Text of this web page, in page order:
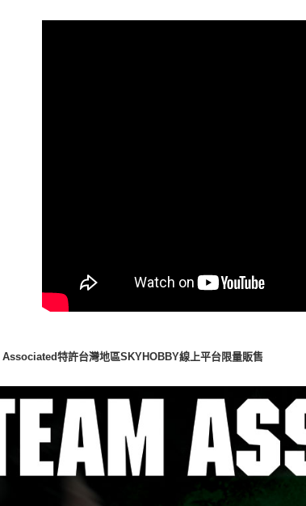
Associated特許台灣地區SKYHOBBY線上平台限量販售